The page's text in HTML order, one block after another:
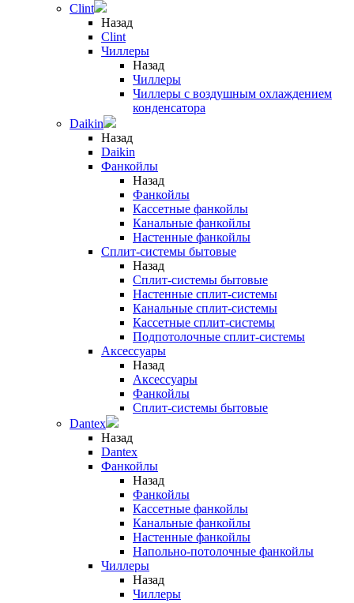
Clint
Назад
Clint
Чиллеры
Назад
Чиллеры
Чиллеры с воздушным охлаждением
конденсатора
Daikin
Назад
Daikin
Фанкойлы
Назад
Фанкойлы
Кассетные фанкойлы
Канальные фанкойлы
Настенные фанкойлы
Сплит-системы бытовые
Назад
Сплит-системы бытовые
Настенные сплит-системы
Канальные сплит-системы
Кассетные сплит-системы
Подпотолочные сплит-системы
Аксессуары
Назад
Аксессуары
Фанкойлы
Сплит-системы бытовые
Dantex
Назад
Dantex
Фанкойлы
Назад
Фанкойлы
Кассетные фанкойлы
Канальные фанкойлы
Настенные фанкойлы
Напольно-потолочные фанкойлы
Чиллеры
Назад
Чиллеры